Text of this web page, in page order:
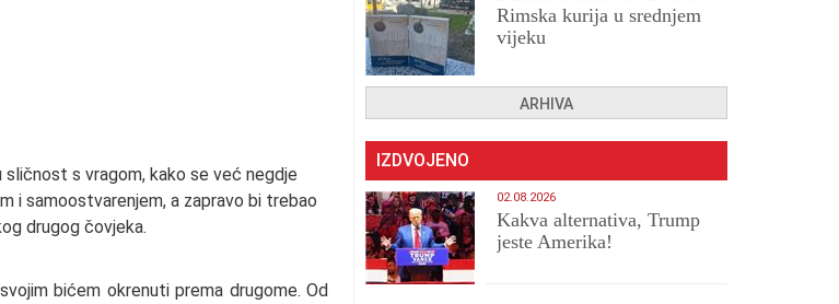
sličnost s vragom, kako se već negdje
i samoostvarenjem, a zapravo bi trebao
drugog čovjeka.
bićem okrenuti prema drugome. Od
Rimska kurija u srednjem
vijeku
ARHIVA
IZDVOJENO
02.08.2026
Kakva alternativa, Trump
jeste Amerika!